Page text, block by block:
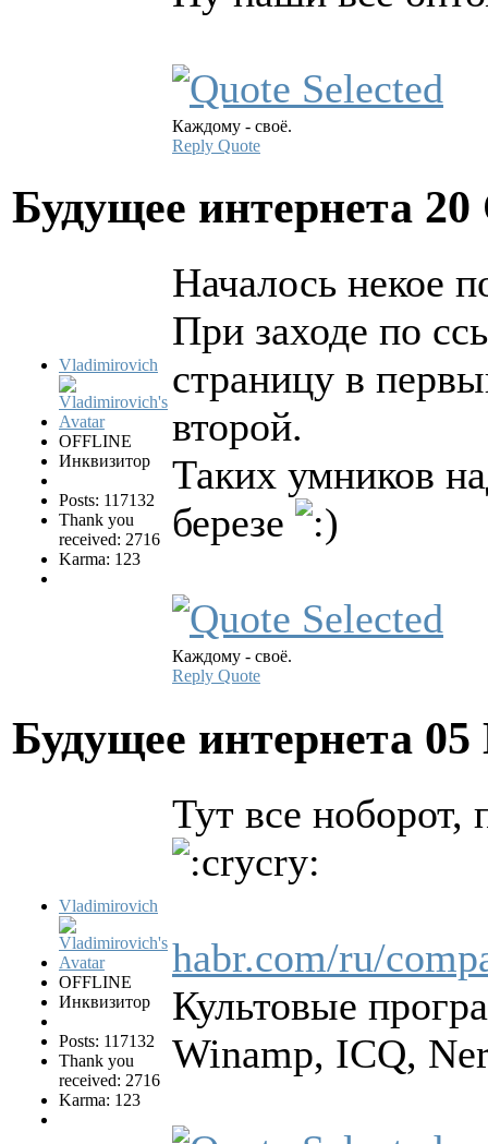
Каждому - своё.
Reply Quote
Будущее интернета 20
Vladimirovich
OFFLINE
Инквизитор
Posts: 117132
Thank you
received: 2716
Karma: 123
Началось некое
При заходе по
страницу в
второй.
Таких умников
березе
Каждому - своё.
Reply Quote
Будущее интернета 05
Vladimirovich
OFFLINE
Инквизитор
Posts: 117132
Thank you
received: 2716
Karma: 123
Тут все
habr.com/ru/
Культовые
Winamp, ICQ,